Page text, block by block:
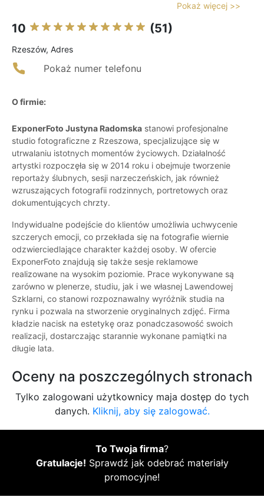
Pokaż więcej >>
10 (51)
Rzeszów, Adres
Pokaż numer telefonu
O firmie:
ExponerFoto Justyna Radomska stanowi profesjonalne
studio fotograficzne z Rzeszowa, specjalizujące się w
utrwalaniu istotnych momentów życiowych. Działalność
artystki rozpoczęła się w 2014 roku i obejmuje tworzenie
reportaży ślubnych, sesji narzeczeńskich, jak również
wzruszających fotografii rodzinnych, portretowych oraz
dokumentujących chrzty.
Indywidualne podejście do klientów umożliwia uchwycenie
szczerych emocji, co przekłada się na fotografie wiernie
odzwierciedlające charakter każdej osoby. W ofercie
ExponerFoto znajdują się także sesje reklamowe
realizowane na wysokim poziomie. Prace wykonywane są
zarówno w plenerze, studiu, jak i we własnej Lawendowej
Szklarni, co stanowi rozpoznawalny wyróżnik studia na
rynku i pozwala na stworzenie oryginalnych zdjęć. Firma
kładzie nacisk na estetykę oraz ponadczasowość swoich
realizacji, dostarczając starannie wykonane pamiątki na
długie lata.
Oceny na poszczególnych stronach
Tylko zalogowani użytkownicy maja dostęp do tych
danych. Kliknij, aby się zalogować.
To Twoja firma?
Gratulacje! Sprawdź jak odebrać materiały
promocyjne!